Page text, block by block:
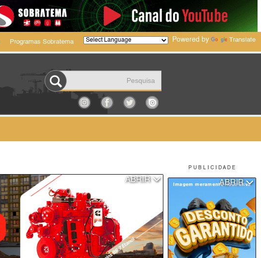
P U B L I C I D A D E
ABRIR
Programas Sobratema Powered by Translate
ABRIR